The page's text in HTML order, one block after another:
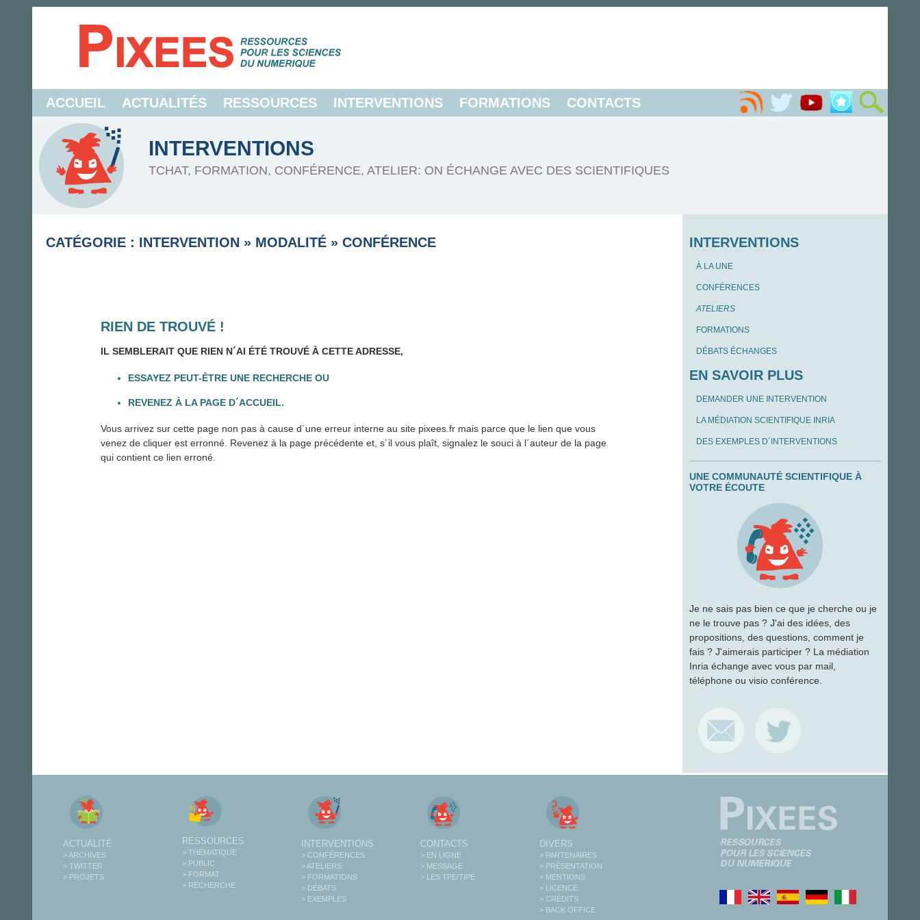
ACCUEIL ACTUALITÉS RESSOURCES INTERVENTIONS FORMATIONS CONTACTS
INTERVENTIONS
TCHAT, FORMATION, CONFÉRENCE, ATELIER: ON ÉCHANGE AVEC DES SCIENTIFIQUES
CATÉGORIE : INTERVENTION » MODALITÉ » CONFÉRENCE
RIEN DE TROUVÉ !
IL SEMBLERAIT QUE RIEN N´AI ÉTÉ TROUVÉ À CETTE ADRESSE,
ESSAYEZ PEUT-ÊTRE UNE RECHERCHE OU
REVENEZ À LA PAGE D´ACCUEIL.
Vous arrivez sur cette page non pas à cause d´une erreur interne au site pixees.fr mais parce que le lien que vous
venez de cliquer est erronné. Revenez à la page précédente et, s´il vous plaît, signalez le souci à l´auteur de la page
qui contient ce lien erroné.
INTERVENTIONS
À LA UNE
CONFÉRENCES
ATELIERS
FORMATIONS
DÉBATS ÉCHANGES
EN SAVOIR PLUS
DEMANDER UNE INTERVENTION
LA MÉDIATION SCIENTIFIQUE INRIA
DES EXEMPLES D´INTERVENTIONS
UNE COMMUNAUTÉ SCIENTIFIQUE À
VOTRE ÉCOUTE
Je ne sais pas bien ce que je cherche ou je
ne le trouve pas ? J'ai des idées, des
propositions, des questions, comment je
fais ? J'aimerais participer ? La médiation
Inria échange avec vous par mail,
téléphone ou visio conférence.
ACTUALITÉ
> ARCHIVES
> TWITTER
> PROJETS
RESSOURCES
> THÉMATIQUE
> PUBLIC
> FORMAT
> RECHERCHE
INTERVENTIONS
> CONFÉRENCES
> ATELIERS
> FORMATIONS
> DÉBATS
> EXEMPLES
CONTACTS
> EN LIGNE
> MESSAGE
> LES TPE/TIPE
DIVERS
> PARTENAIRES
> PRÉSENTATION
> MENTIONS
> LICENCE
> CRÉDITS
> BACK OFFICE